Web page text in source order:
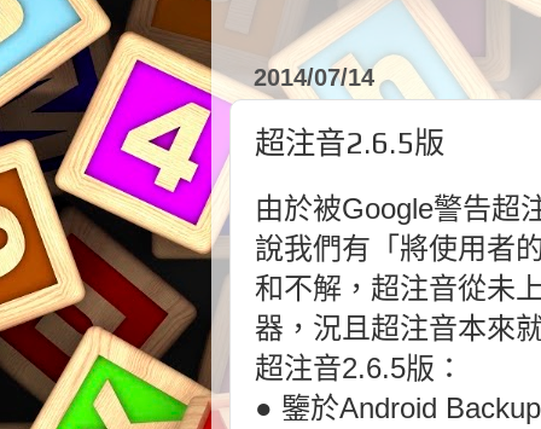
2014/07/14
超注音2.6.5版
由於被Google警告超
說我們有「將使用者
和不解，超注音從未
器，況且超注音本來
超注音2.6.5版：
● 鑒於Android